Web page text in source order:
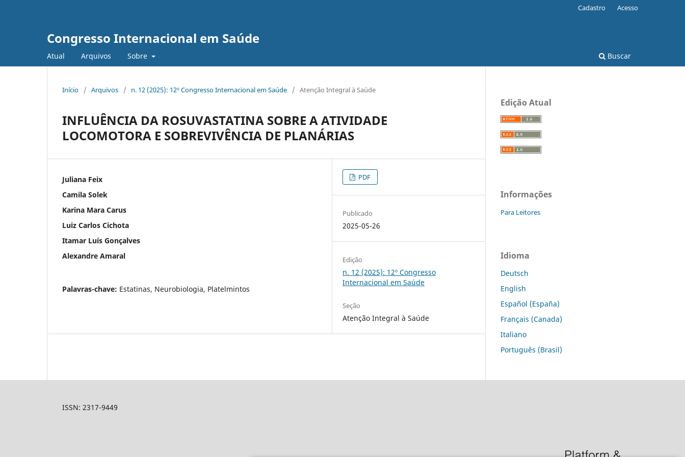
Congresso Internacional em Saúde
Atual Arquivos Sobre Buscar
Cadastro Acesso
Início / Arquivos / n. 12 (2025): 12º Congresso Internacional em Saúde / Atenção Integral à Saúde
INFLUÊNCIA DA ROSUVASTATINA SOBRE A ATIVIDADE
LOCOMOTORA E SOBREVIVÊNCIA DE PLANÁRIAS
Juliana Feix
Camila Solek
Karina Mara Carus
Luiz Carlos Cichota
Itamar Luís Gonçalves
Alexandre Amaral
Palavras-chave: Estatinas, Neurobiologia, Platelmintos
PDF
Publicado
2025-05-26
Edição
n. 12 (2025): 12º Congresso
Internacional em Saúde
Seção
Atenção Integral à Saúde
Edição Atual
Informações
Para Leitores
Idioma
Deutsch
English
Español (España)
Français (Canada)
Italiano
Português (Brasil)
ISSN: 2317-9449